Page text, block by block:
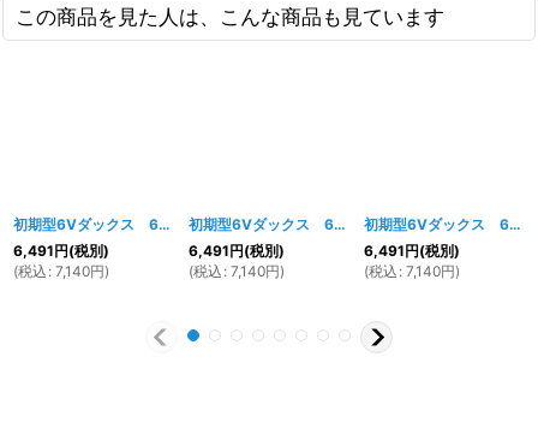
この商品を見た人は、こんな商品も見ています
初期型6Vダックス 6Vシャリィタイプヘッドライト ブラック・ブルー
6,491円(税別)
(税込 : 7,140円)
初期型6Vダックス 6Vシャリィタイプヘッドライト ブラック・イエロー
6,491円(税別)
(税込 : 7,140円)
初期型6Vダックス 6Vシャリィタイプヘッドライト ブラック・ピンク
6,491円(税別)
(税込 : 7,140円)